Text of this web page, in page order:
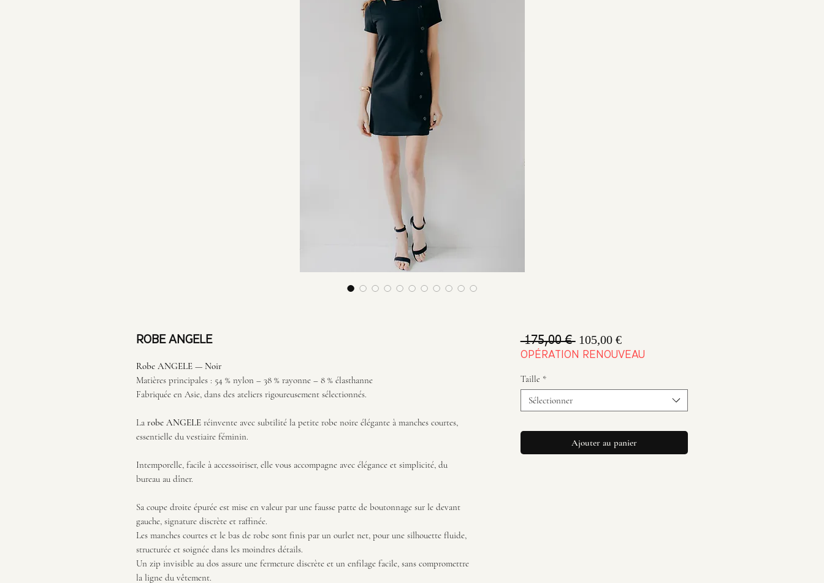
ROBE ANGELE
Robe ANGELE — Noir
Matières principales : 54 % nylon – 38 % rayonne – 8 % élasthanne
Fabriquée en Asie, dans des ateliers rigoureusement sélectionnés.
La robe ANGELE réinvente avec subtilité la petite robe noire élégante à manches courtes,
essentielle du vestiaire féminin.
Intemporelle, facile à accessoiriser, elle vous accompagne avec élégance et simplicité, du
bureau au dîner.
Sa coupe droite épurée est mise en valeur par une fausse patte de boutonnage sur le devant
gauche, signature discrète et raffinée.
Les manches courtes et le bas de robe sont finis par un ourlet net, pour une silhouette fluide,
structurée et soignée dans les moindres détails.
Un zip invisible au dos assure une fermeture discrète et un enfilage facile, sans compromettre
la ligne du vêtement.
175,00 € Prix
original
105,00 €Prix
promotionnel
OPÉRATION RENOUVEAU
Taille *
Sélectionner
Ajouter au panier